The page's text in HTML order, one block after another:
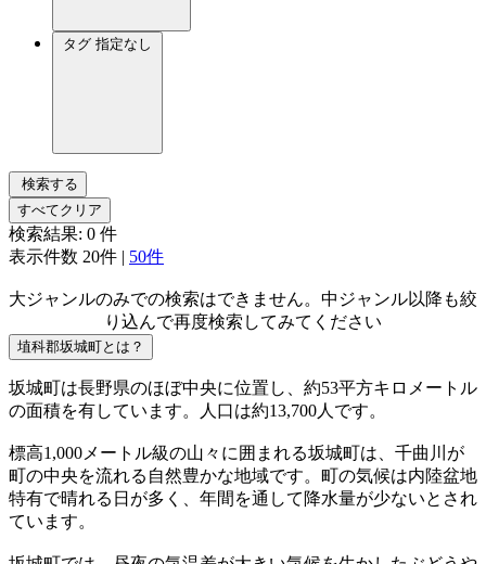
タグ 指定なし
検索する
すべてクリア
検索結果: 0 件
表示件数 20件 | 50件
大ジャンルのみでの検索はできません。中ジャンル以降も絞
り込んで再度検索してみてください
埴科郡坂城町とは？
坂城町は長野県のほぼ中央に位置し、約53平方キロメートル
の面積を有しています。人口は約13,700人です。
標高1,000メートル級の山々に囲まれる坂城町は、千曲川が
町の中央を流れる自然豊かな地域です。町の気候は内陸盆地
特有で晴れる日が多く、年間を通して降水量が少ないとされ
ています。